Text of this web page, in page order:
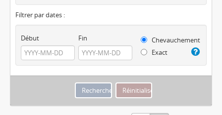
Filtrer par dates :
Début Fin
Chevauchement
Exact